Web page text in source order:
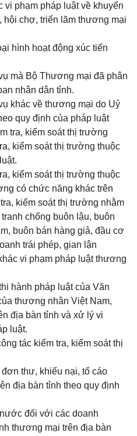
vi phạm pháp luật về khuyến
hội chợ, triển lãm thương mại
hình hoạt động xúc tiến
mà Bộ Thương mại đã phân
nhân dân tỉnh.
khác về thương mại do Uỷ
quy định của pháp luật
tra, kiểm soát thị trường
kiểm soát thị trường thuộc
kiểm soát thị trường thuộc
có chức năng khác trên
kiểm soát thị trường nhằm
chống buôn lậu, buôn
buôn bán hàng giả, đầu cơ
trái phép, gian lận
vi phạm pháp luật thương
hành pháp luật của Văn
thương nhân Việt Nam,
địa bàn tỉnh và xử lý vi
luật.
tác kiểm tra, kiểm soát thị
thư, khiếu nại, tố cáo
địa bàn tỉnh theo quy định
đối với các doanh
thương mại trên địa bàn